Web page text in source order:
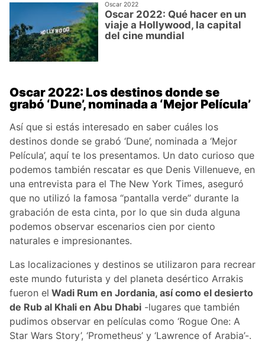
Oscar 2022
Oscar 2022: Qué hacer en un
viaje a Hollywood, la capital
del cine mundial
Oscar 2022: Los destinos donde se
grabó ‘Dune’, nominada a ‘Mejor Película’
Así que si estás interesado en saber cuáles los
destinos donde se grabó ‘Dune’, nominada a ‘Mejor
Película’, aquí te los presentamos. Un dato curioso que
podemos también rescatar es que Denis Villenueve, en
una entrevista para el The New York Times, aseguró
que no utilizó la famosa “pantalla verde” durante la
grabación de esta cinta, por lo que sin duda alguna
podemos observar escenarios cien por ciento
naturales e impresionantes.
Las localizaciones y destinos se utilizaron para recrear
este mundo futurista y del planeta desértico Arrakis
fueron el Wadi Rum en Jordania, así como el desierto
de Rub al Khali en Abu Dhabi -lugares que también
pudimos observar en películas como ‘Rogue One: A
Star Wars Story’, ‘Prometheus’ y ‘Lawrence of Arabia’-.